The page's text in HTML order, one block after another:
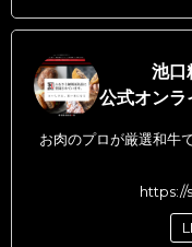
池口
公式オンラ
お肉のプロが厳選和牛